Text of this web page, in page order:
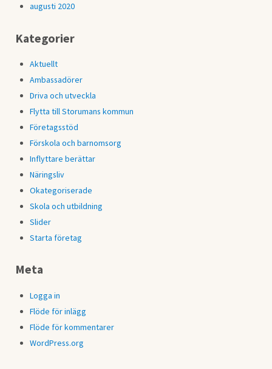
augusti 2020
Kategorier
Aktuellt
Ambassadörer
Driva och utveckla
Flytta till Storumans kommun
Företagsstöd
Förskola och barnomsorg
Inflyttare berättar
Näringsliv
Okategoriserade
Skola och utbildning
Slider
Starta företag
Meta
Logga in
Flöde för inlägg
Flöde för kommentarer
WordPress.org